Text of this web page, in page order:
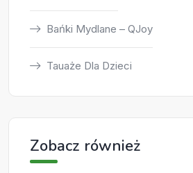
Bańki Mydlane – QJoy
Tauaże Dla Dzieci
Zobacz również